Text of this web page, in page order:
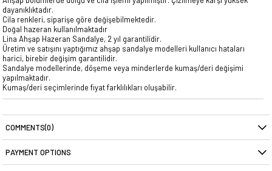
dayanıklıktadır.
Cila renkleri, siparişe göre değişebilmektedir.
Doğal hazeran kullanılmaktadır
Lina Ahşap Hazeran Sandalye, 2 yıl garantilidir.
Üretim ve satışını yaptığımız ahşap sandalye modelleri kullanıcı hataları
harici, birebir değişim garantilidir.
Sandalye modellerinde, döşeme veya minderlerde kumaş/deri değişimi
yapılmaktadır.
Kumaş/deri seçimlerinde fiyat farklılıkları oluşabilir.
COMMENTS(0)
PAYMENT OPTIONS